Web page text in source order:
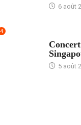
6 août
4
5 août